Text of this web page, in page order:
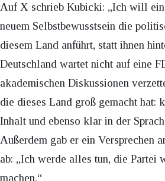
Auf X schrieb Kubicki: „Ich will
neuem Selbstbewusstsein die
diesem Land anführt, statt ihnen
Deutschland wartet nicht auf eine
akademischen Diskussionen
die dieses Land groß gemacht hat:
Inhalt und ebenso klar in der
Außerdem gab er ein Versprechen
ab: „Ich werde alles tun, die Partei
machen.“